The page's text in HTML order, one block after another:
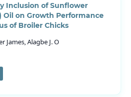
Inclusion of Sunflower
Oil on Growth Performance
of Broiler Chicks
James, Alagbe J. O